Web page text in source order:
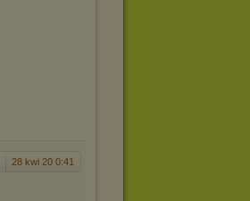
28 kwi 20 0:41